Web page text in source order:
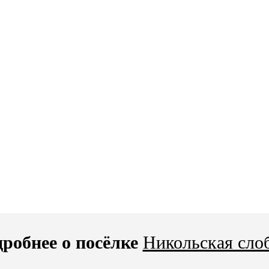
о посёлке Никольская